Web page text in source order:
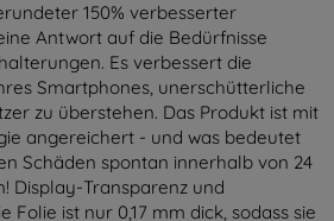
150% verbesserter
Antwort auf die Bedürfnisse
Es verbessert die
Smartphones, unerschütterliche
zu überstehen. Das Produkt ist mit
angereichert - und was bedeutet
Schäden spontan innerhalb von 24
Display-Transparenz und
Folie ist nur 0,17 mm dick, sodass sie